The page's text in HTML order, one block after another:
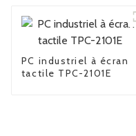
PC industriel à écran
tactile TPC-2101E